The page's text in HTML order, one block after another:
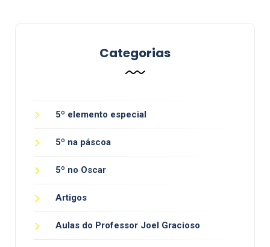
Categorias
5º elemento especial
5º na páscoa
5º no Oscar
Artigos
Aulas do Professor Joel Gracioso